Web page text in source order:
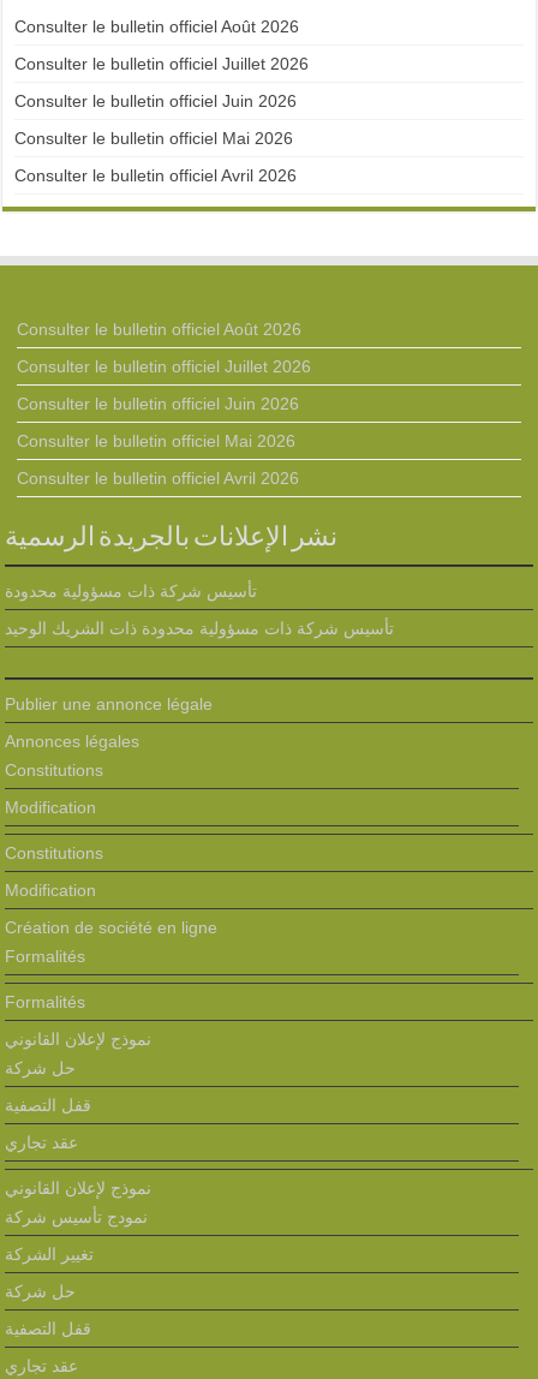
Consulter le bulletin officiel Août 2026
Consulter le bulletin officiel Juillet 2026
Consulter le bulletin officiel Juin 2026
Consulter le bulletin officiel Mai 2026
Consulter le bulletin officiel Avril 2026
Consulter le bulletin officiel Août 2026
Consulter le bulletin officiel Juillet 2026
Consulter le bulletin officiel Juin 2026
Consulter le bulletin officiel Mai 2026
Consulter le bulletin officiel Avril 2026
نشر الإعلانات بالجريدة الرسمية
تأسيس شركة ذات مسؤولية محدودة
تأسيس شركة ذات مسؤولية محدودة ذات الشريك الوحيد
Publier une annonce légale
Annonces légales
Constitutions
Modification
Constitutions
Modification
Création de société en ligne
Formalités
Formalités
نموذج لإعلان القانوني
حل شركة
قفل التصفية
عقد تجاري
نموذج لإعلان القانوني
نمودج تأسيس شركة
تغيير الشركة
حل شركة
قفل التصفية
عقد تجاري